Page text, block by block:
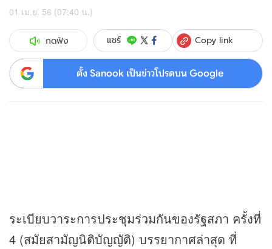
01 เม.ย. 56 (07:40 น.)
กดฟัง แชร์ Copy link
ตั้ง Sanook เป็นข่าวโปรดบน Google
ระเบียบวาระการประชุมร่วมกันของรัฐสภา ครั้งที่
4 (สมัยสามัญนิติบัญญัติ) บรรยากาศล่าสุด ที่